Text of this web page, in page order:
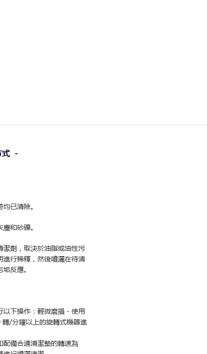
式 -
已清除。
和砂礫。
潔劑，取決於油脂或油性污
行稀釋，然後噴灑在待清
反應。
以下操作：輕微磨損－使用
/分鐘以上的旋轉式機器進
配備合適清潔墊的轉速為